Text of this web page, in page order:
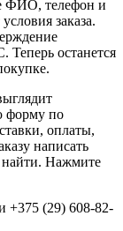
ФИО, телефон и
заказа.
Теперь останется
форму по
оплаты,
написать
найти. Нажмите
+375 (29) 608-82-